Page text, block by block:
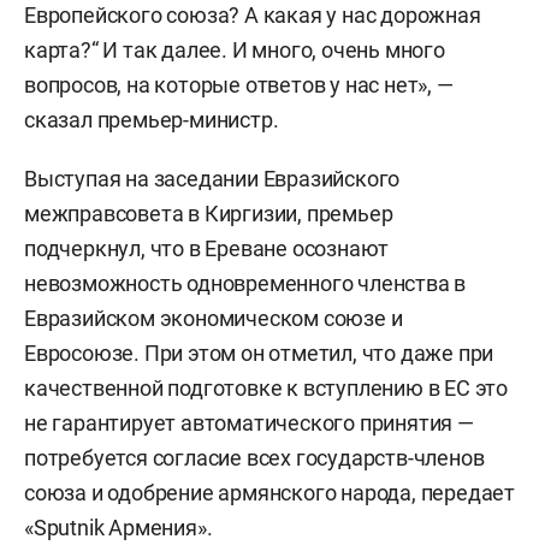
Европейского союза? А какая у нас дорожная
карта?“ И так далее. И много, очень много
вопросов, на которые ответов у нас нет», —
сказал премьер-министр.
Выступая на заседании Евразийского
межправсовета в Киргизии, премьер
подчеркнул, что в Ереване осознают
невозможность одновременного членства в
Евразийском экономическом союзе и
Евросоюзе. При этом он отметил, что даже при
качественной подготовке к вступлению в ЕС это
не гарантирует автоматического принятия —
потребуется согласие всех государств-членов
союза и одобрение армянского народа, передает
«Sputnik Армения».